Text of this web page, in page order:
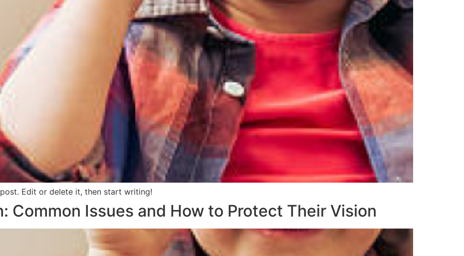
Edit or delete it, then start writing!
Common Issues and How to Protect Their Vision